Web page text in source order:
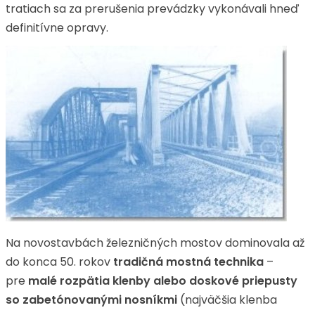
tratiach sa za prerušenia prevádzky vykonávali hneď
definitívne opravy.
Na novostavbách železničných mostov dominovala až
do konca 50. rokov tradičná mostná technika –
pre malé rozpätia klenby alebo doskové priepusty
so zabetónovanými nosníkmi (najväčšia klenba